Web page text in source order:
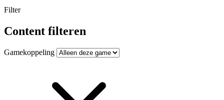
Filter
Content filteren
Gamekoppeling